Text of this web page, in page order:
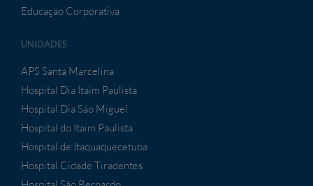
Educação Corporativa
UNIDADES
APS Santa Marcelina
Hospital Dia Itaim Paulista
Hospital Dia São Miguel
Hospital do Itaim Paulista
Hospital de Itaquaquecetuba
Hospital Cidade Tiradentes